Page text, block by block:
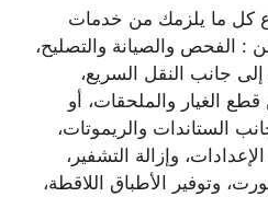
كل ما يلزمك من خدمات
: الفحص والصيانة والتصليح،
جانب النقل السريع،
الغيار والملحقات، أو
الستاندات والريموتات،
وإزالة التشفير،
وتوفير الأطباق اللاقطة،